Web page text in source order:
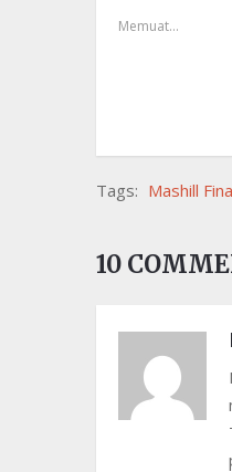
Memuat...
Tags: Mashill
10